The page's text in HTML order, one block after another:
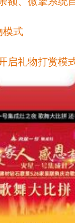
式
启礼物打赏模